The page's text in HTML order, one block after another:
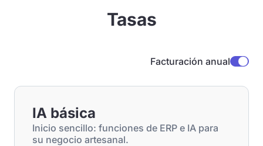
Tasas
Facturación anual
IA básica
Inicio sencillo: funciones de ERP e IA para
su negocio artesanal.